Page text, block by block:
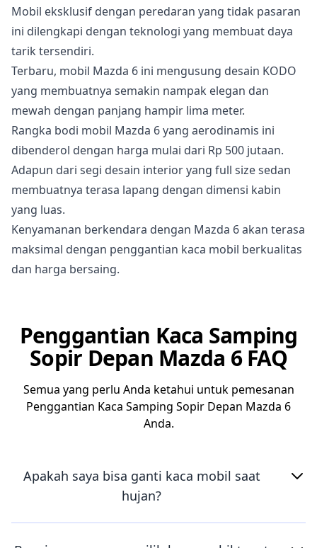
Mobil eksklusif dengan peredaran yang tidak pasaran
ini dilengkapi dengan teknologi yang membuat daya
tarik tersendiri.
Terbaru, mobil Mazda 6 ini mengusung desain KODO
yang membuatnya semakin nampak elegan dan
mewah dengan panjang hampir lima meter.
Rangka bodi mobil Mazda 6 yang aerodinamis ini
dibenderol dengan harga mulai dari Rp 500 jutaan.
Adapun dari segi desain interior yang full size sedan
membuatnya terasa lapang dengan dimensi kabin
yang luas.
Kenyamanan berkendara dengan Mazda 6 akan terasa
maksimal dengan penggantian kaca mobil berkualitas
dan harga bersaing.
Penggantian Kaca Samping
Sopir Depan Mazda 6 FAQ
Semua yang perlu Anda ketahui untuk pemesanan
Penggantian Kaca Samping Sopir Depan Mazda 6
Anda.
Apakah saya bisa ganti kaca mobil saat
hujan?